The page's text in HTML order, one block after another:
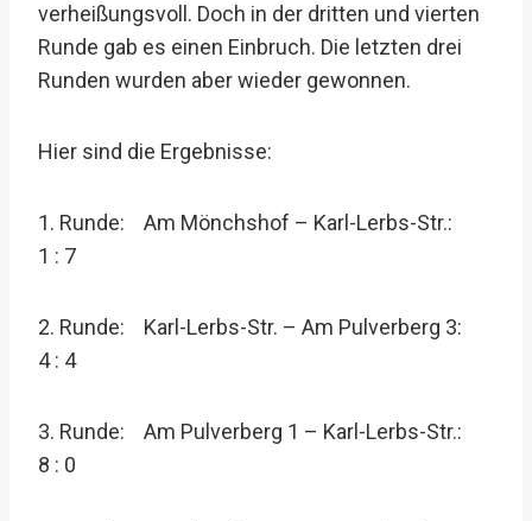
verheißungsvoll. Doch in der dritten und vierten
Runde gab es einen Einbruch. Die letzten drei
Runden wurden aber wieder gewonnen.
Hier sind die Ergebnisse:
1. Runde: Am Mönchshof – Karl-Lerbs-Str.:
1 : 7
2. Runde: Karl-Lerbs-Str. – Am Pulverberg 3:
4 : 4
3. Runde: Am Pulverberg 1 – Karl-Lerbs-Str.:
8 : 0